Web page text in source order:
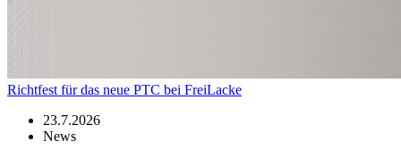
Richtfest für das neue PTC bei FreiLacke
23.7.2026
News